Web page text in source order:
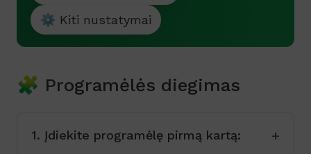
⚙️ Kiti nustatymai
🧩 Programėlės diegimas
1. Įdiekite programėlę pirmą kartą: